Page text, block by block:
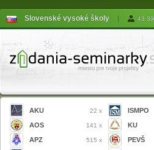
Slovenské vysoké školy | 43
AKU 22 x
AOS 141 x
APZ 515 x
ISMPO
KU
PEVŠ